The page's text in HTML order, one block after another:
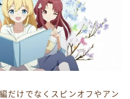
だけでなくスピンオフやアン